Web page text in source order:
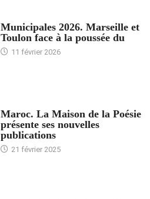
Municipales 2026. Marseille et
Toulon face à la poussée du
11 février 2026
Maroc. La Maison de la Poésie
présente ses nouvelles
publications
21 février 2025